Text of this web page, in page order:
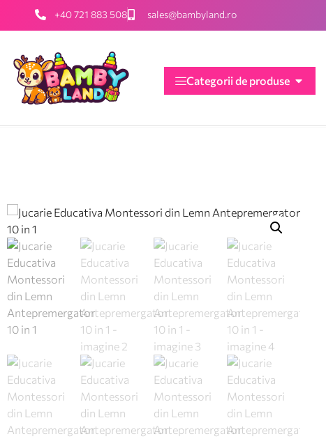
+40 721 883 508 sales@bambyland.ro
Categorii de produse